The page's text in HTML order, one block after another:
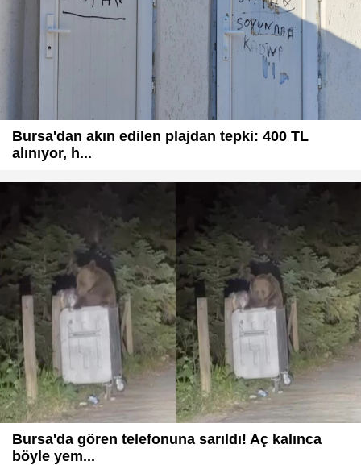
Bursa'dan akın edilen plajdan tepki: 400 TL
alınıyor, h...
Bursa'da gören telefonuna sarıldı! Aç kalınca
böyle yem...